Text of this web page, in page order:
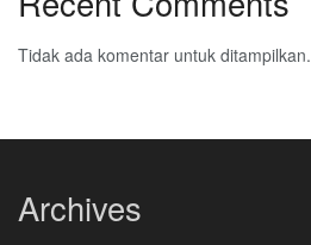
Tidak ada komentar untuk ditampilkan.
Archives